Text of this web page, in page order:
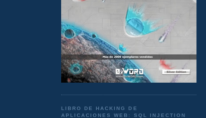
LIBRO DE HACKING DE
APLICACIONES WEB: SQL INJECTION